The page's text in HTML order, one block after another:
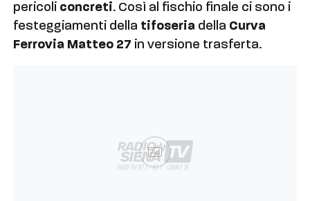
pericoli concreti. Così al fischio finale ci sono i
festeggiamenti della tifoseria della Curva
Ferrovia Matteo 27 in versione trasferta.
Ad